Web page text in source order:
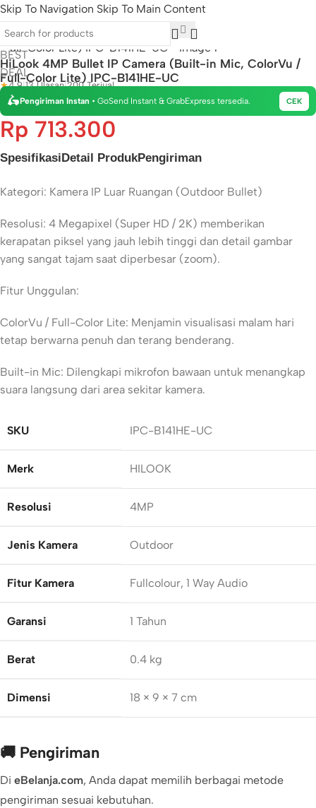
Skip To Navigation Skip To Main Content
4MP
BEST
DEAL
HiLook 4MP Bullet IP Camera (Built-in Mic, ColorVu /
Full-Color Lite) IPC-B141HE-UC
★4.9|13 Ulasan|200 Terjual
🛵Pengiriman Instan • GoSend Instant & GrabExpress tersedia. CEK
Rp 713.300
SpesifikasiDetail ProdukPengiriman
Kategori: Kamera IP Luar Ruangan (Outdoor Bullet)
Resolusi: 4 Megapixel (Super HD / 2K) memberikan
kerapatan piksel yang jauh lebih tinggi dan detail gambar
yang sangat tajam saat diperbesar (zoom).
Fitur Unggulan:
ColorVu / Full-Color Lite: Menjamin visualisasi malam hari
tetap berwarna penuh dan terang benderang.
Built-in Mic: Dilengkapi mikrofon bawaan untuk menangkap
suara langsung dari area sekitar kamera.
SKU IPC-B141HE-UC
Merk HILOOK
Resolusi 4MP
Jenis Kamera Outdoor
Fitur Kamera Fullcolour, 1 Way Audio
Garansi 1 Tahun
Berat 0.4 kg
Dimensi 18 × 9 × 7 cm
🚚 Pengiriman
Di eBelanja.com, Anda dapat memilih berbagai metode
pengiriman sesuai kebutuhan.